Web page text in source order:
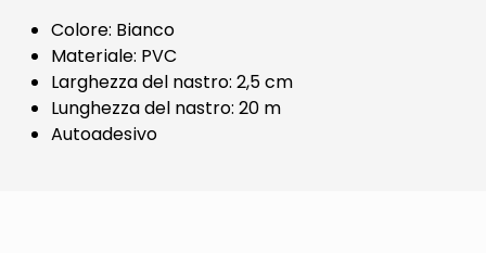
Colore: Bianco
Materiale: PVC
Larghezza del nastro: 2,5 cm
Lunghezza del nastro: 20 m
Autoadesivo